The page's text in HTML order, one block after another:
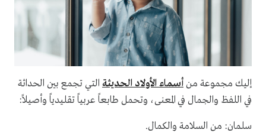
إليك مجموعة منأسماء الأولاد الحديثة التي تجمع بين الحداثة
في اللفظ والجمال في المعنى، وتحمل طابعاً عربياً تقليدياً وأصيلاً:
سلمان: من السلامة والكمال.